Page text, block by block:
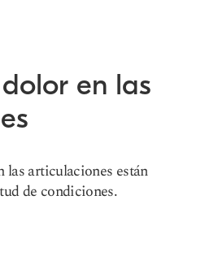
en las
las articulaciones están
de condiciones.